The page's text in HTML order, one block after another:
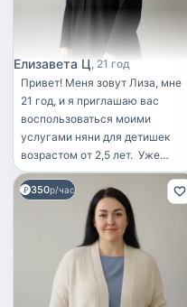
Елизавета Ц 21 год
Привет! Меня зовут Лиза, мне
21 год, и я приглашаю вас
воспользоваться моими
услугами няни для детишек
возрастом от 2,5 лет. ‎ ‎Уже
больше четырех лет я
занимаюсь уходом за детьми и
прекрасно понимаю, насколько
важно обеспечить малышу
комфорт, безопасность и
развитие. Хотя мое обучение в
Томском государственном
университете на факультете
350р/час